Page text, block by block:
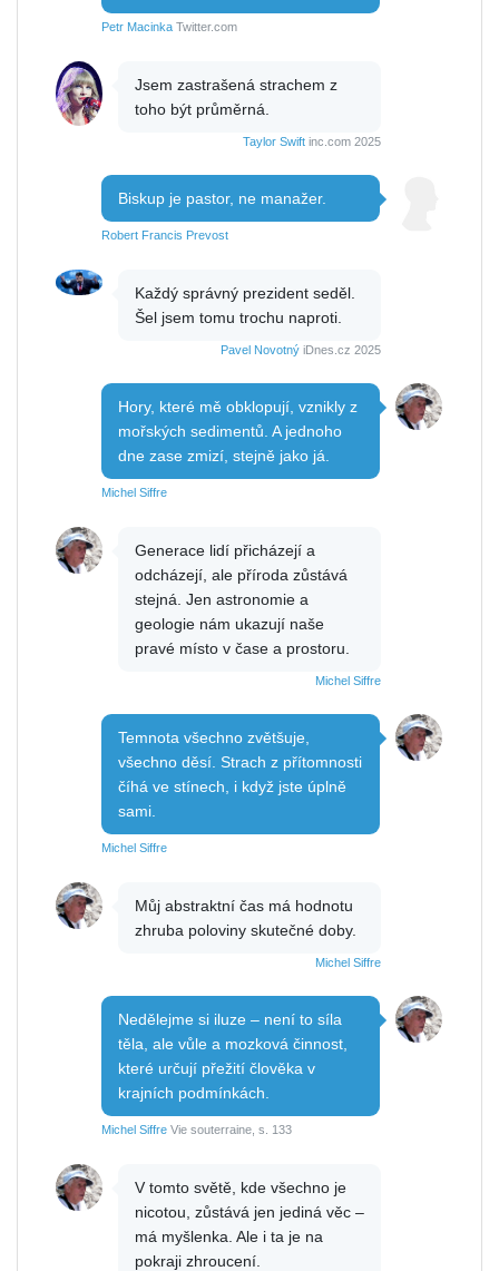
Petr Macinka Twitter.com
Jsem zastrašená strachem z
toho být průměrná.
Taylor Swift inc.com 2025
Biskup je pastor, ne manažer.
Robert Francis Prevost
Každý správný prezident seděl.
Šel jsem tomu trochu naproti.
Pavel Novotný iDnes.cz 2025
Hory, které mě obklopují, vznikly z
mořských sedimentů. A jednoho
dne zase zmizí, stejně jako já.
Michel Siffre
Generace lidí přicházejí a
odcházejí, ale příroda zůstává
stejná. Jen astronomie a
geologie nám ukazují naše
pravé místo v čase a prostoru.
Michel Siffre
Temnota všechno zvětšuje,
všechno děsí. Strach z přítomnosti
číhá ve stínech, i když jste úplně
sami.
Michel Siffre
Můj abstraktní čas má hodnotu
zhruba poloviny skutečné doby.
Michel Siffre
Nedělejme si iluze – není to síla
těla, ale vůle a mozková činnost,
které určují přežití člověka v
krajních podmínkách.
Michel Siffre Vie souterraine, s. 133
V tomto světě, kde všechno je
nicotou, zůstává jen jediná věc –
má myšlenka. Ale i ta je na
pokraji zhroucení.